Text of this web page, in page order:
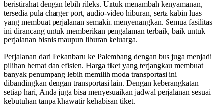
beristirahat dengan lebih rileks. Untuk menambah kenyamanan,
tersedia pula charger port, audio-video hiburan, serta kabin luas
yang membuat perjalanan semakin menyenangkan. Semua fasilitas
ini dirancang untuk memberikan pengalaman terbaik, baik untuk
perjalanan bisnis maupun liburan keluarga.
Perjalanan dari Pekanbaru ke Palembang dengan bus juga menjadi
pilihan hemat dan efisien. Harga tiket yang terjangkau membuat
banyak penumpang lebih memilih moda transportasi ini
dibandingkan dengan transportasi lain. Dengan keberangkatan
setiap hari, Anda juga bisa menyesuaikan jadwal perjalanan sesuai
kebutuhan tanpa khawatir kehabisan tiket.